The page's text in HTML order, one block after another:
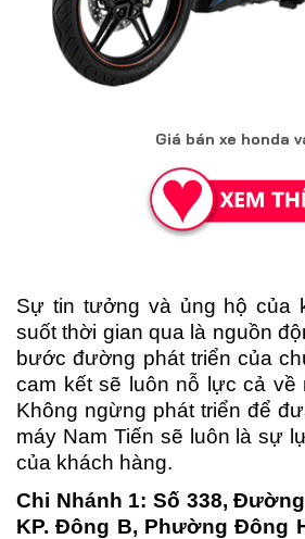
Giá bán xe honda
Sự tin tưởng và ủng hộ của
suốt thời gian qua là nguồn
bước đường phát triển của
cam kết sẽ luôn nỗ lực cả về
Không ngừng phát triển để
máy Nam Tiến sẽ luôn là sự
của khách hàng.
Chi Nhánh 1: Số 338,
KP. Đông B, Phường Đông